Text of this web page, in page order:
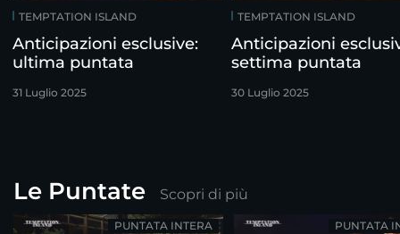
TEMPTATION ISLAND
Anticipazioni esclusive:
ultima puntata
31 Luglio 2025
TEMPTATION ISLAND
Anticipazioni
settima puntata
30 Luglio 2025
Le Puntate Scopri di più
PUNTATA INTERA PUNTATA